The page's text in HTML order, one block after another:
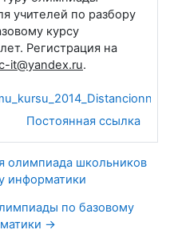
учителей по разбору
курсу
Регистрация на
it@yandex.ru.
Постоянная ссылка
олимпиада школьников
информатики
по базовому
→